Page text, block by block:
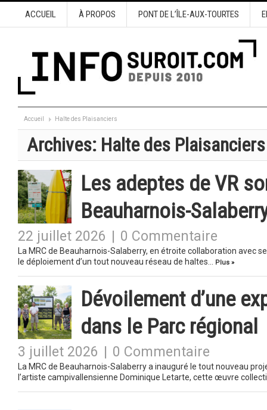
ACCUEIL À PROPOS PONT DE L’ÎLE-AUX-TOURTES
Accueil Halte des Plaisanciers
Archives: Halte des Plaisanciers
Les adeptes de VR
Beauharnois-
22 juillet 2026 0 Commentaire
La MRC de Beauharnois-Salaberry, en étroite collaboration avec
le déploiement d’un tout nouveau réseau de haltes…
Plus »
Dévoilement d’une
dans le Parc régional
3 juillet 2026 0 Commentaire
La MRC de Beauharnois-Salaberry a inauguré le tout nouveau
l’artiste campivallensienne Dominique Letarte, cette œuvre